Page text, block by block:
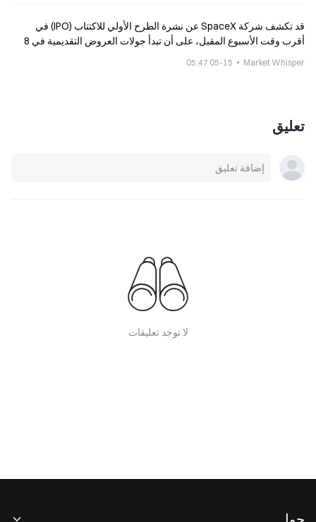
قد تكشف شركة SpaceX عن نشرة الطرح الأولي للاكتتاب (IPO) في
أقرب وقت الأسبوع المقبل، على أن تبدأ جولات العروض التقديمية في 8
Market Whisper
05-15 05:47
تعليق
لا توجد تعليقات